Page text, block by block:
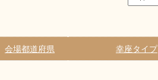
会場都道府県 幸座タイプ